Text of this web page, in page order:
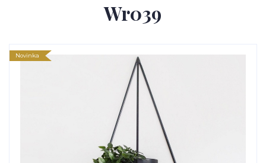
Wr039
Novinka